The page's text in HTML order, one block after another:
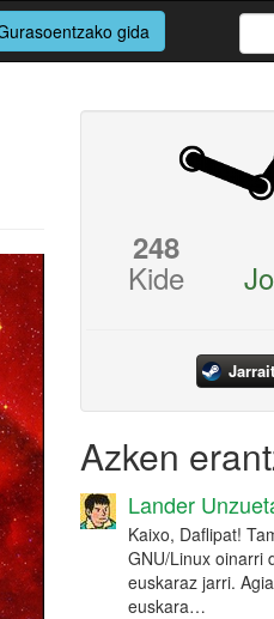
gida
248
Kide
Azken
Lander
Kaixo, Daflipat!
GNU/Linux oinarri
euskaraz jarri.
euskara…